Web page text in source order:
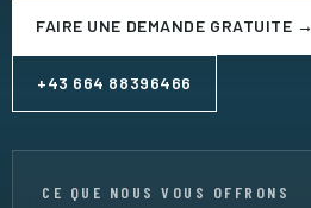
FAIRE UNE DEMANDE GRATUITE →
+43 664 88396466
CE QUE NOUS VOUS OFFRONS